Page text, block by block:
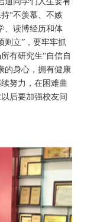
“不羡慕、不嫉
、读博经历和体
则立”，要牢牢抓
有研究生“自信自
的身心，拥有健康
努力，在困难曲
后要加强校友间